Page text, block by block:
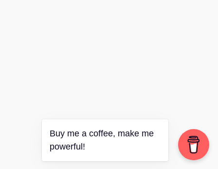
Buy me a coffee, make me
powerful!